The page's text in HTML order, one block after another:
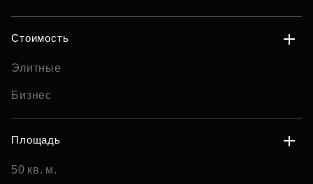
Стоимость
Элитные
Бизнес
Площадь
50 кв. м.